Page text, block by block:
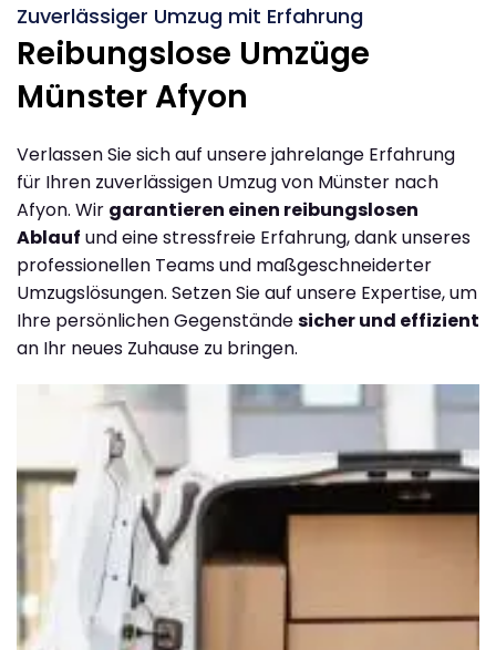
Zuverlässiger Umzug mit Erfahrung
Reibungslose Umzüge
Münster Afyon
Verlassen Sie sich auf unsere jahrelange Erfahrung
für Ihren zuverlässigen Umzug von Münster nach
Afyon. Wir garantieren einen reibungslosen
Ablauf und eine stressfreie Erfahrung, dank unseres
professionellen Teams und maßgeschneiderter
Umzugslösungen. Setzen Sie auf unsere Expertise, um
Ihre persönlichen Gegenständesicher und effizient
an Ihr neues Zuhause zu bringen.